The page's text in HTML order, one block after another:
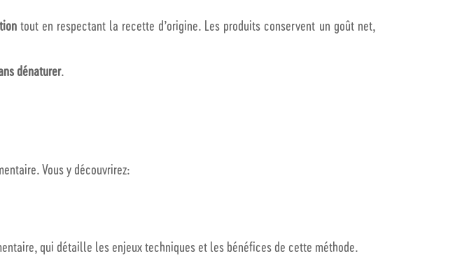
tout en respectant la recette d’origine. Les produits conservent un goût net,
dénaturer.
Vous y découvrirez:
qui détaille les enjeux techniques et les bénéfices de cette méthode.